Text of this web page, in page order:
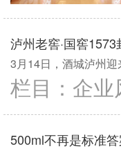
泸州老窖·国窖
3月14日，酒城泸州
栏目： 企业
500ml不再是标准